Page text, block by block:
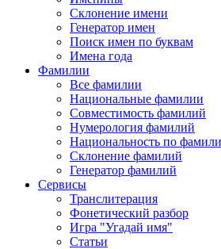
Склонение имени
Генератор имен
Поиск имен по буквам
Имена года
Фамилии
Все фамилии
Национальные фамилии
Совместимость фамилий
Нумерология фамилий
Национальность по
Склонение фамилий
Генератор фамилий
Сервисы
Транслитерация
Фонетический разбор
Игра "Угадай имя"
Статьи